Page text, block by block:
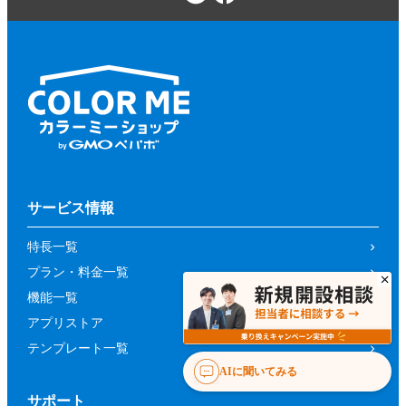
サービス情報
特長一覧
プラン・料金一覧
機能一覧
アプリストア
テンプレート一覧
サポート
AIに聞いてみる